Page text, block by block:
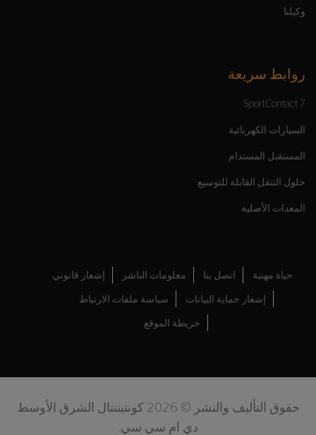
وكيلنا
روابط سريعة
SportContact 7
السيارات الكهربائية
المستقبل المستدام
حلول التنقل القابلة للتوسيع
المعدات الأصلية
حياة مهنية اتصل بنا معلومات الناشر إشعار قانوني
إشعار حماية البيانات سياسة ملفات الارتباط
خريطة الموقع
حقوق التأليف والنشر © 2026 كونتيننتال الشرق الأوسط
دي ام سي سي.